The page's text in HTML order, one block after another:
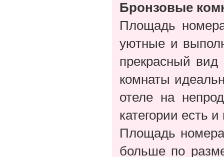
Бронзовые
Площадь
уютные и
прекрасный
комнаты
отеле на
категории есть
Площадь
больше по